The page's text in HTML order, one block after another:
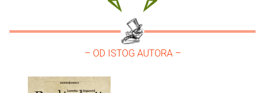
– OD ISTOG AUTORA –